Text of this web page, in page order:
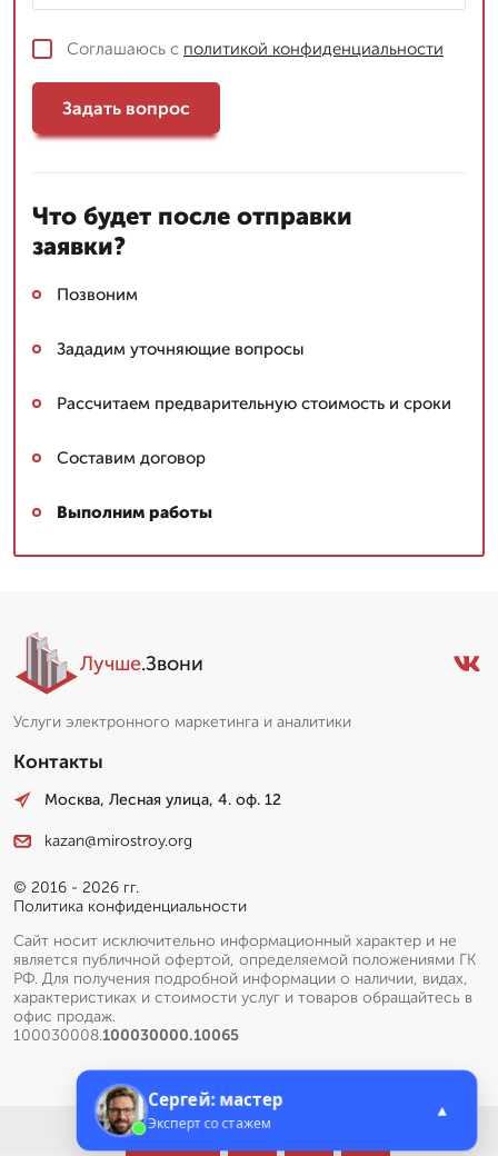
Соглашаюсь с политикой конфиденциальности
Задать вопрос
Что будет после отправки
заявки?
Позвоним
Зададим уточняющие вопросы
Рассчитаем предварительную стоимость и сроки
Составим договор
Выполним работы
Лучше.Звони
Услуги электронного маркетинга и аналитики
Контакты
Москва, Лесная улица, 4. оф. 12
kazan@mirostroy.org
© 2016 - 2026 гг.
Политика конфиденциальности
Сайт носит исключительно информационный характер и не
является публичной офертой, определяемой положениями ГК
РФ. Для получения подробной информации о наличии, видах,
характеристиках и стоимости услуг и товаров обращайтесь в
офис продаж.
100030008.100030000.10065
Сергей: мастер
Эксперт со стажем
▲